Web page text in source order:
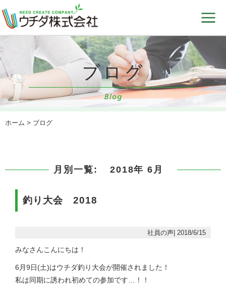
ホーム > ブログ
月別一覧: 2018年 6月
釣り大会 2018
社員の声| 2018/6/15
みなさんこんにちは！
6月9日(土)はウチダ釣り大会が開催されました！
私は同期に誘われ初めての参加です…！！